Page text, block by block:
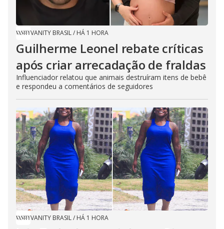
VANITY BRASIL/ HÁ 1 HORA
Guilherme Leonel rebate críticas
após criar arrecadação de fraldas
Influenciador relatou que animais destruíram itens de bebê
e respondeu a comentários de seguidores
VANITY BRASIL/ HÁ 1 HORA